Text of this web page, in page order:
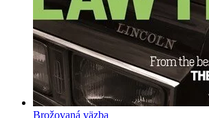
Brožovaná väzba